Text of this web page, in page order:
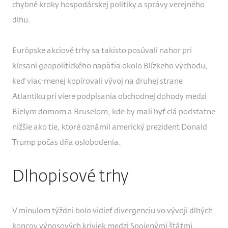
chybné kroky hospodárskej politiky a správy verejného
dlhu.
Európske akciové trhy sa takisto posúvali nahor pri
klesaní geopolitického napätia okolo Blízkeho východu,
keď viac-menej kopírovali vývoj na druhej strane
Atlantiku pri viere podpísania obchodnej dohody medzi
Bielym domom a Bruselom, kde by mali byť clá podstatne
nižšie ako tie, ktoré oznámil americký prezident Donald
Trump počas dňa oslobodenia.
Dlhopisové trhy
V minulom týždni bolo vidieť divergenciu vo vývoji dlhých
koncov výnosových kriviek medzi Spojenými štátmi